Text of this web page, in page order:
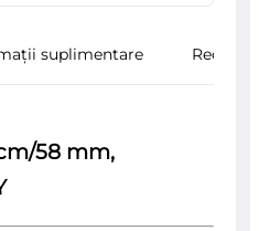
suplimentare
58 mm,